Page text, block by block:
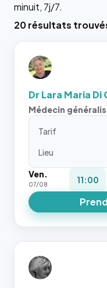
minuit, 7j/7.
20 résultats
Dr Lara Maria Di
Médecin
Tarif
Lieu
Ven.
07/08 11:00